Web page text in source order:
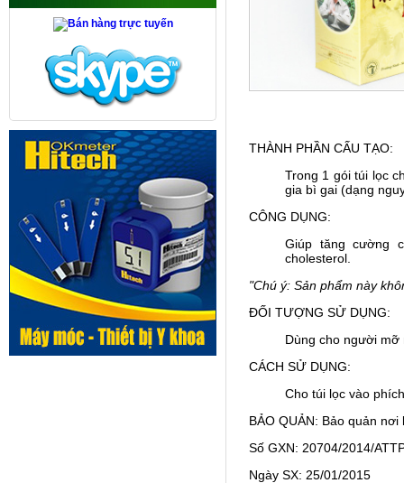
THÀNH PHẦN CẤU TẠO:
Trong 1 gói túi lọc
gia bì gai (dạng
CÔNG DỤNG:
Giúp tăng cường
cholesterol.
"Chú ý: Sản phẩm này
ĐỐI TƯỢNG SỬ DỤNG:
Dùng cho người mỡ
CÁCH SỬ DỤNG:
Cho túi lọc vào
BẢO QUẢN: Bảo quản
Số GXN: 20704/2014/
Ngày SX: 25/01/2015